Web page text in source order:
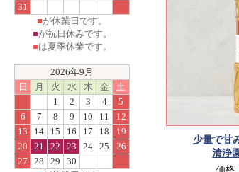
31
■が休業日です。
■が祝日休みです。
■は夏季休業です。
2026年9月
日
月 火 水 木 金
土
1
2 3 4
5
6
7 8 9 10 11
12
13
14 15 16 17 18
19
20
21 22 23 24 25
26
27
28 29
30
少量で甘
清浄
価格